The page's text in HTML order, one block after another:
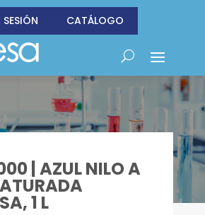
CATÁLOGO
| AZUL NILO A
1 L